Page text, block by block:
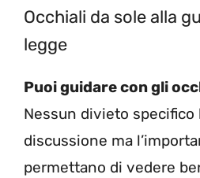
Occhiali da sole alla
legge
Puoi guidare con gli
Nessun divieto specifico
discussione ma
permettano di vedere